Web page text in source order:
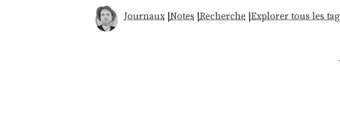
Journaux|Notes |Recherche |Explorer tous les